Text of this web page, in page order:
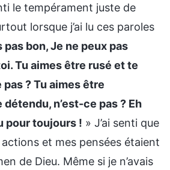
le tempérament juste de
lorsque j’ai lu ces paroles
pas bon, Je ne peux pas
Tu aimes être rusé et te
pas ? Tu aimes être
n’est-ce pas ? Eh
pour toujours ! » J’ai senti que
et mes pensées étaient
de Dieu. Même si je n’avais